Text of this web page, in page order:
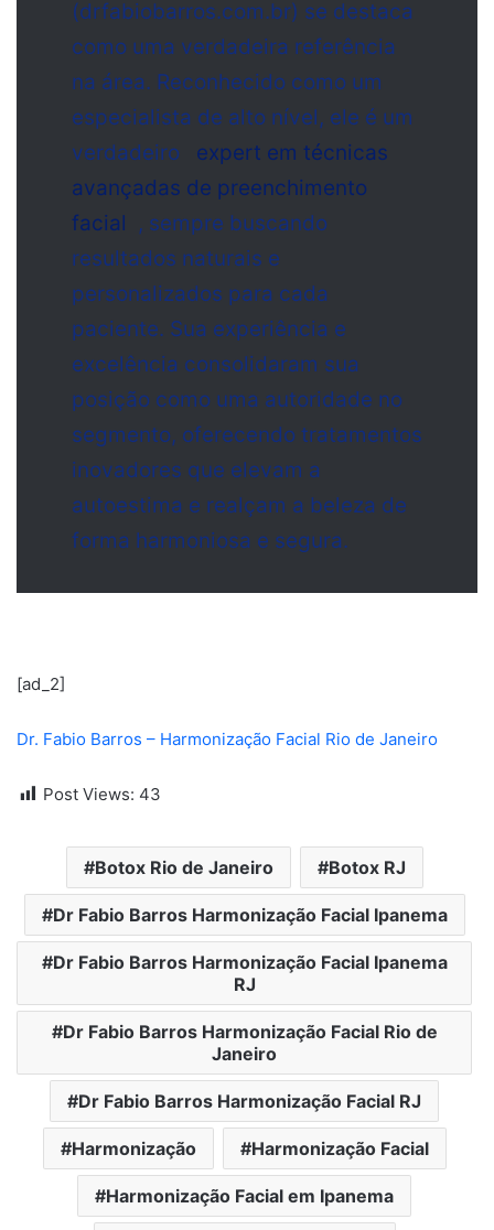
(drfabiobarros.com.br) se destaca
como uma verdadeira referência
na área. Reconhecido como um
especialista de alto nível, ele é um
verdadeiro
expert em técnicas
avançadas de preenchimento
facial
, sempre buscando
resultados naturais e
personalizados para cada
paciente. Sua experiência e
excelência consolidaram sua
posição como uma autoridade no
segmento, oferecendo tratamentos
inovadores que elevam a
autoestima e realçam a beleza de
forma harmoniosa e segura.
[ad_2]
Dr. Fabio Barros – Harmonização Facial Rio de Janeiro
Post Views: 43
Botox Rio de Janeiro Botox RJ
Dr Fabio Barros Harmonização Facial Ipanema
Dr Fabio Barros Harmonização Facial Ipanema
RJ
Dr Fabio Barros Harmonização Facial Rio de
Janeiro
Dr Fabio Barros Harmonização Facial RJ
Harmonização Harmonização Facial
Harmonização Facial em Ipanema